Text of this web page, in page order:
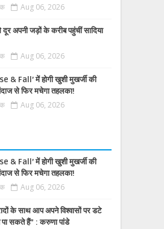
Aug 06, 2026
अपनी जड़ों के करीब पहुंचीं सादिया
Aug 06, 2026
& Fall’ में होगी खुशी मुखर्जी की
से फिर मचेगा तहलका!
Aug 06, 2026
& Fall’ में होगी खुशी मुखर्जी की
से फिर मचेगा तहलका!
Aug 06, 2026
के साथ आप अपने विश्वासों पर डटे
सकते हैं” : करुणा पांडे